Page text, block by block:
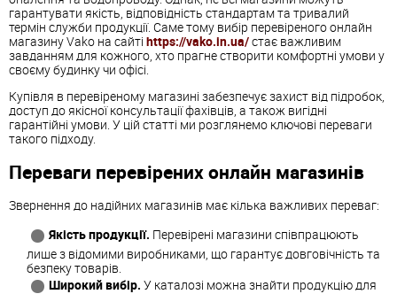
гарантувати якість, відповідність стандартам та тривалий
термін служби продукції. Саме тому вибір перевіреного онлайн
магазину Vako на сайті https://vako.in.ua/стає важливим
завданням для кожного, хто прагне створити комфортні умови у
своєму будинку чи офісі.
Купівля в перевіреному магазині забезпечує захист від підробок,
доступ до якісної консультації фахівців, а також вигідні
гарантійні умови. У цій статті ми розглянемо ключові переваги
такого підходу.
Переваги перевірених онлайн магазинів
Звернення до надійних магазинів має кілька важливих переваг:
Якість продукції. Перевірені магазини співпрацюють
лише з відомими виробниками, що гарантує довговічність та
безпеку товарів.
Широкий вибір. У каталозі можна знайти продукцію для